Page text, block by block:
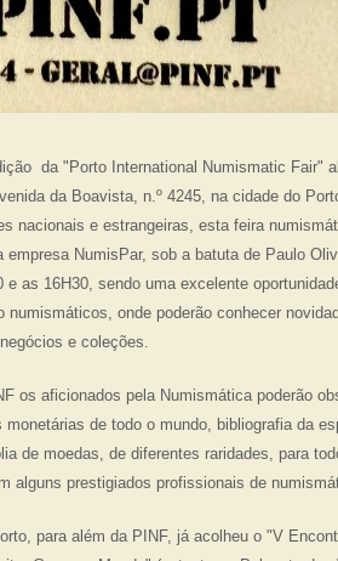
da "Porto International Numismatic Fair"
da Boavista, n.º 4245, na cidade do
nacionais e estrangeiras, esta feira
NumisPar, sob a batuta de Paulo
as 16H30, sendo uma excelente
onde poderão conhecer
e coleções.
os aficionados pela Numismática poderão
de todo o mundo, bibliografia da
de moedas, de diferentes raridades, para
alguns prestigiados profissionais de
para além da PINF, já acolheu o "V